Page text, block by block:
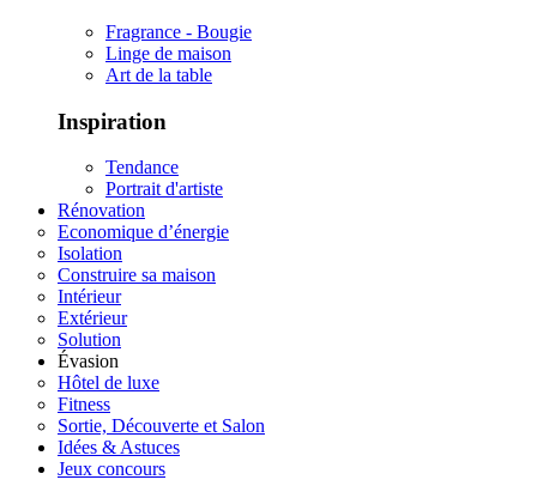
Fragrance - Bougie
Linge de maison
Art de la table
Inspiration
Tendance
Portrait d'artiste
Rénovation
Economique d’énergie
Isolation
Construire sa maison
Intérieur
Extérieur
Solution
Évasion
Hôtel de luxe
Fitness
Sortie, Découverte et Salon
Idées & Astuces
Jeux concours